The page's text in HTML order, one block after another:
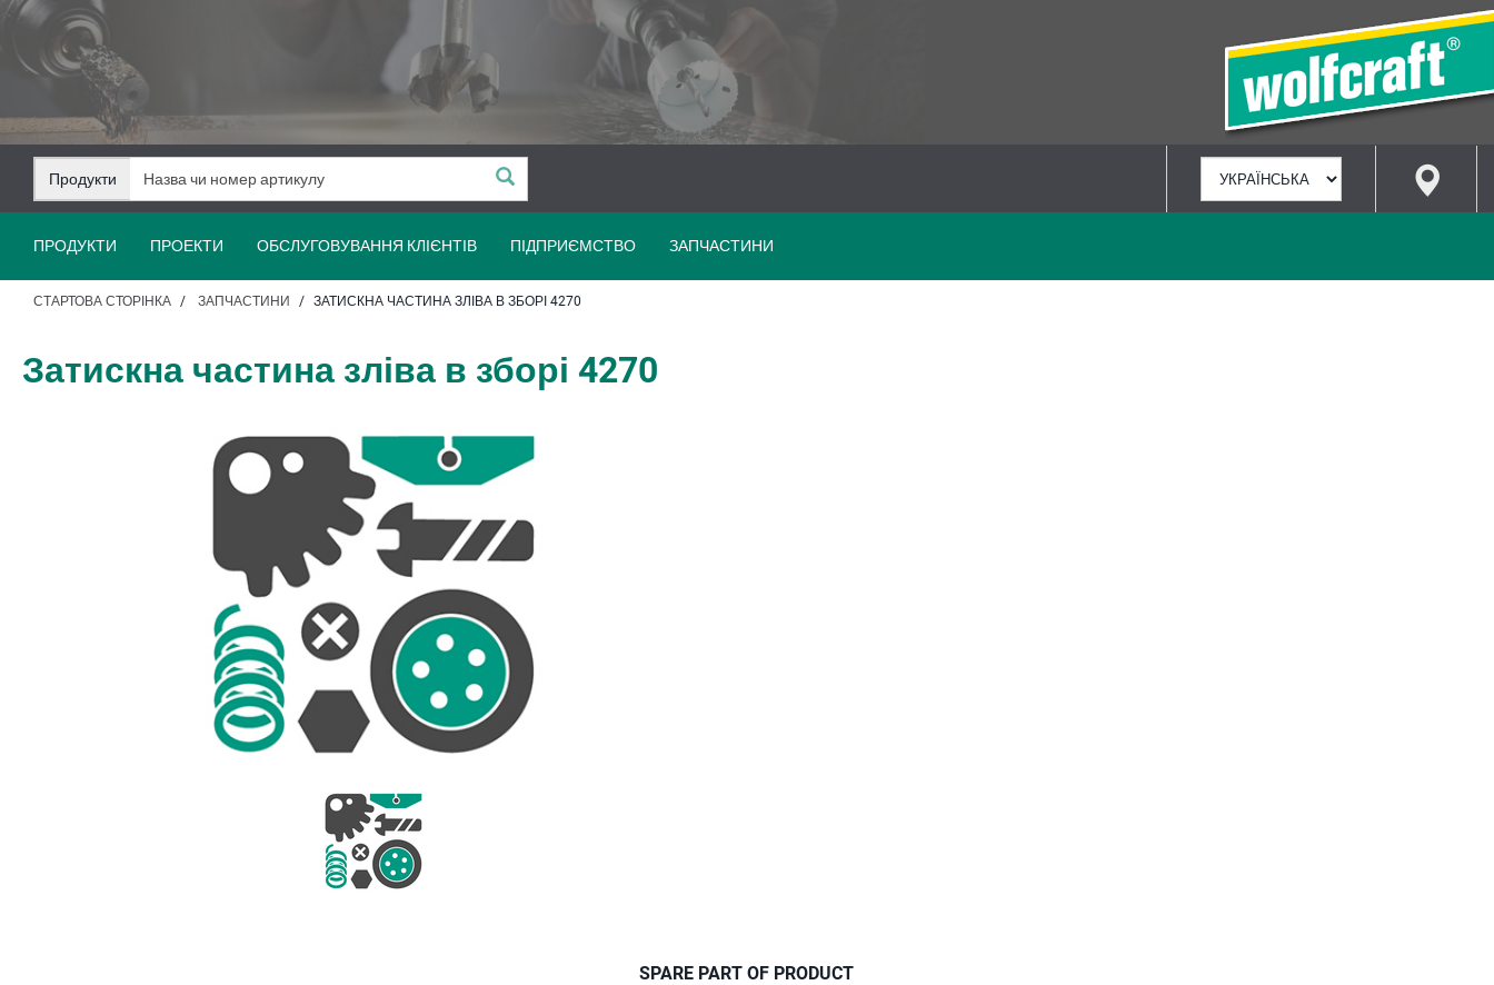
Перейти
змісту
Перейти
навігації
Продукти
ВИБРАТИ
МОВУ
ПРОДУКТИ ПРОЕКТИ ОБСЛУГОВУВАННЯ КЛІЄНТІВ ПІДПРИЄМСТВО ЗАПЧАСТИНИ
СТАРТОВА СТОРІНКА ЗАПЧАСТИНИ ЗАТИСКНА ЧАСТИНА ЗЛІВА В ЗБОРІ 4270
Затискна частина зліва в зборі 4270
CURRENT
SPARE PART OF PRODUCT